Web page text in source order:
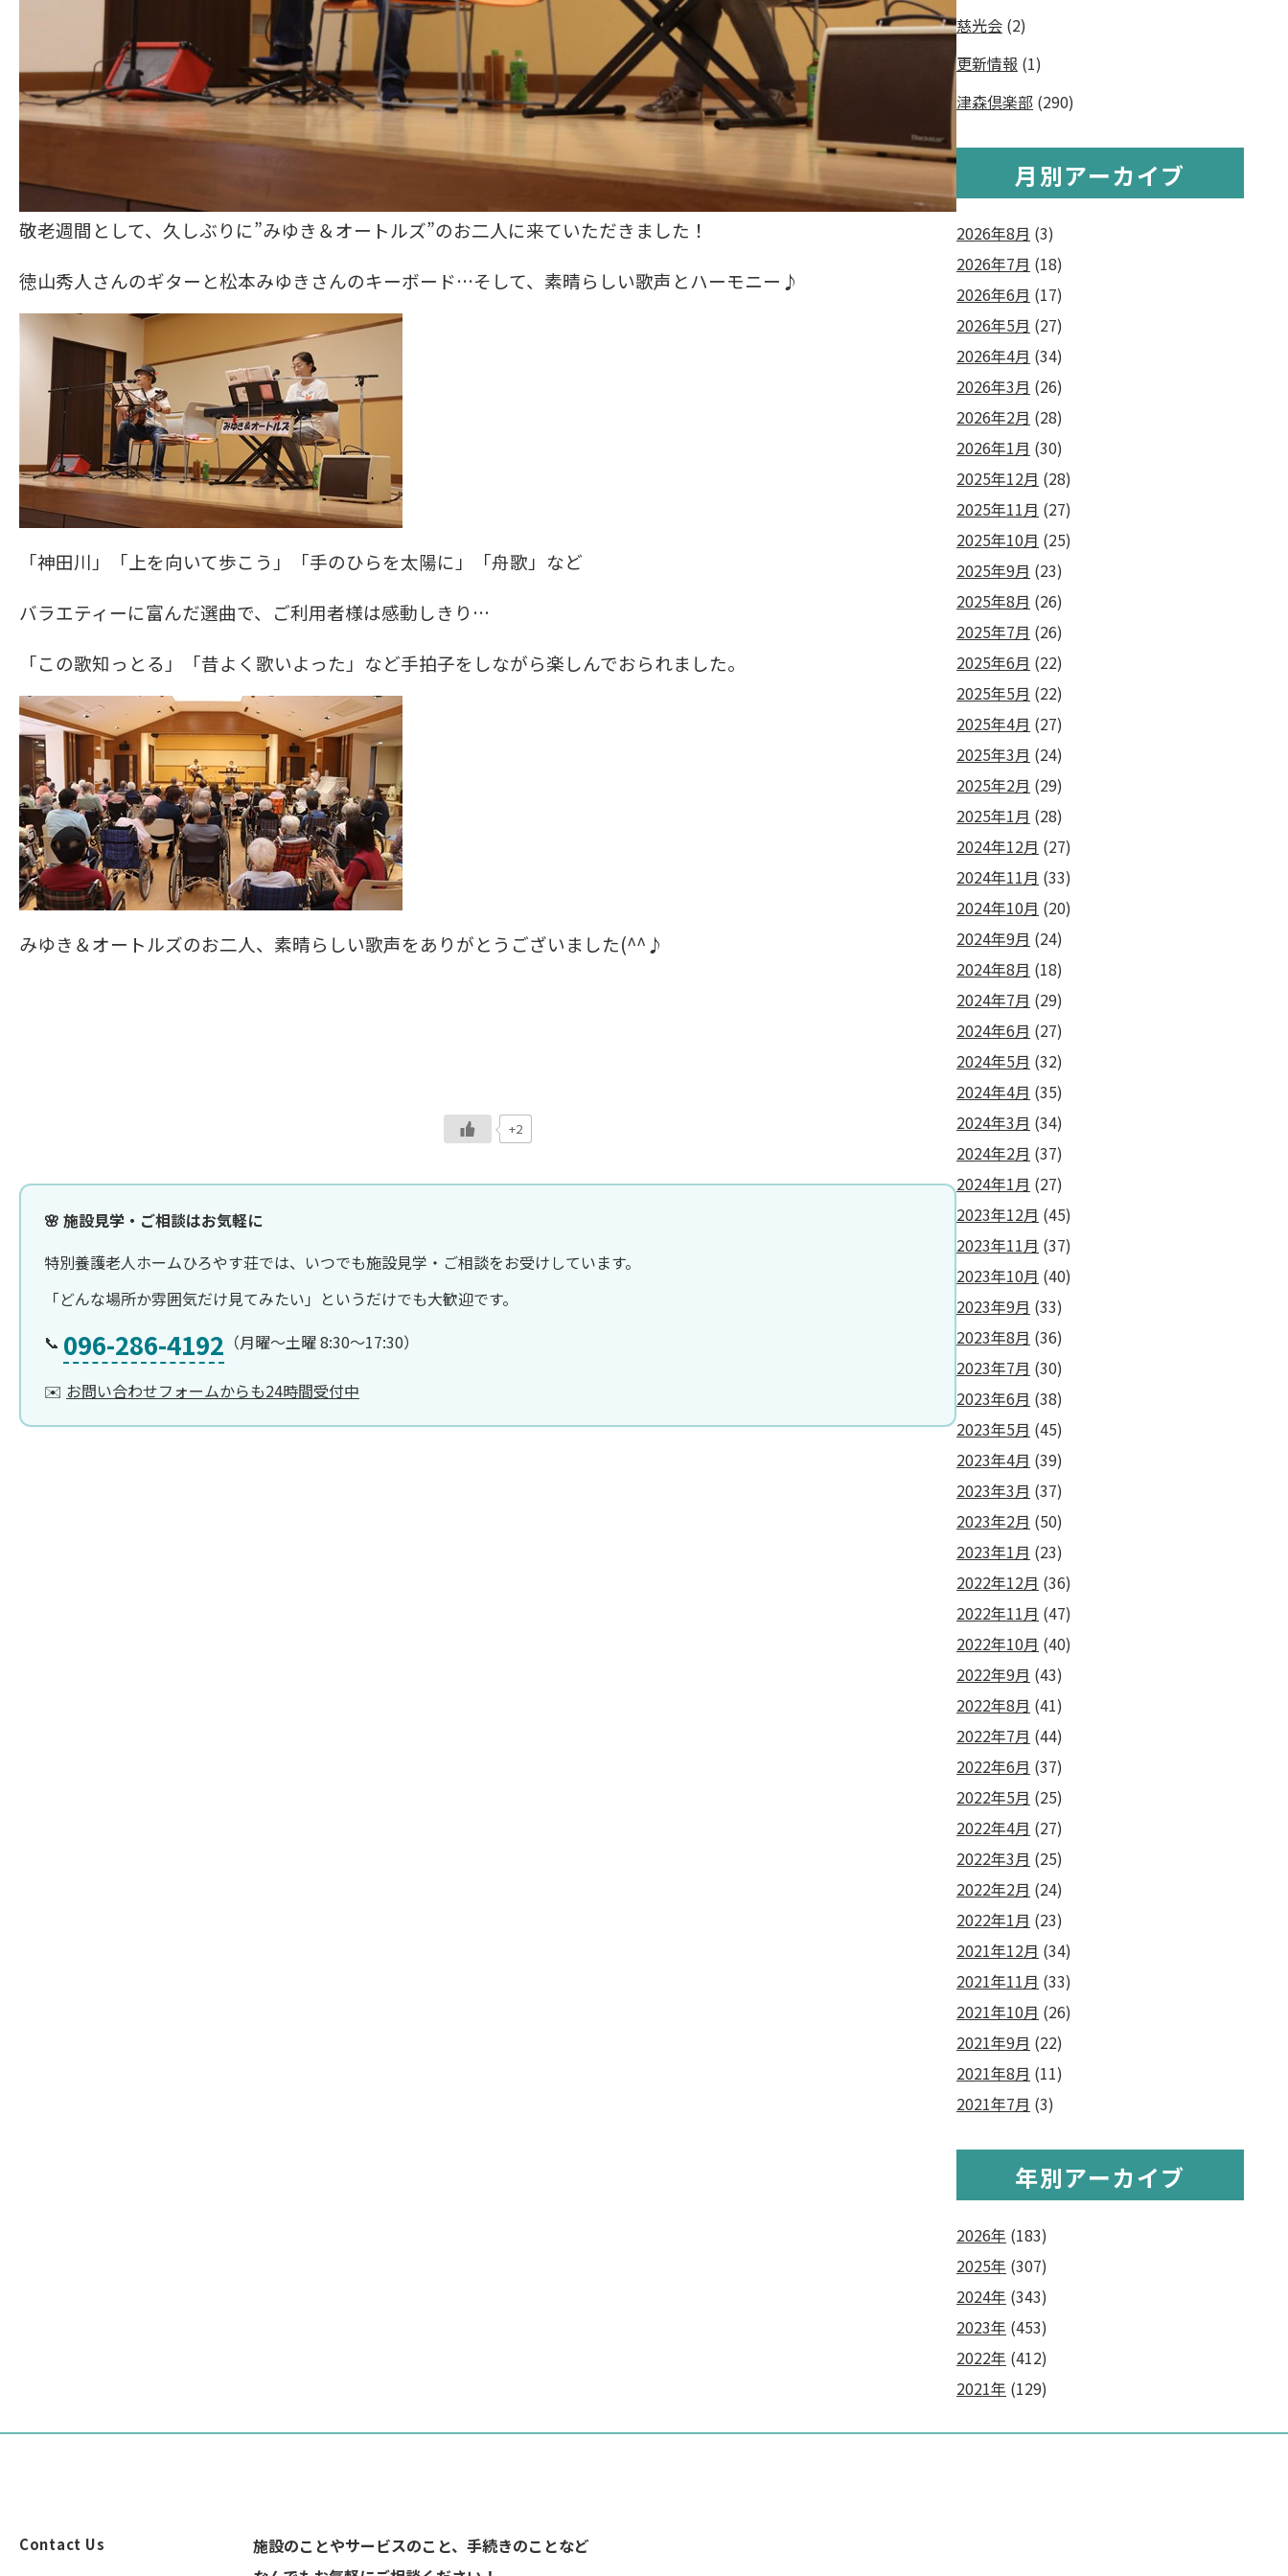
敬老週間として、久しぶりに”みゆき＆オートルズ”のお二人に来ていただきました！
徳山秀人さんのギターと松本みゆきさんのキーボード…そして、素晴らしい歌声とハーモニー♪
「神田川」「上を向いて歩こう」「手のひらを太陽に」「舟歌」など
バラエティーに富んだ選曲で、 ご利用者様は感動しきり…
「この歌知っとる」「昔よく歌いよった」など手拍子をしながら楽しんでおられました。
みゆき＆オートルズのお二人、素晴らしい歌声をありがとうございました(^^♪
+2
🌸 施設見学・ご相談はお気軽に
特別養護老人ホームひろやす荘では、いつでも施設見学・ご相談をお受けしています。
「どんな場所か雰囲気だけ見てみたい」というだけでも大歓迎です。
📞 096-286-4192 （月曜〜土曜 8:30〜17:30）
✉️ お問い合わせフォームからも24時間受付中
慈光会 (2)
更新情報 (1)
津森倶楽部 (290)
月別アーカイブ
2026年8月 (3)
2026年7月 (18)
2026年6月 (17)
2026年5月 (27)
2026年4月 (34)
2026年3月 (26)
2026年2月 (28)
2026年1月 (30)
2025年12月 (28)
2025年11月 (27)
2025年10月 (25)
2025年9月 (23)
2025年8月 (26)
2025年7月 (26)
2025年6月 (22)
2025年5月 (22)
2025年4月 (27)
2025年3月 (24)
2025年2月 (29)
2025年1月 (28)
2024年12月 (27)
2024年11月 (33)
2024年10月 (20)
2024年9月 (24)
2024年8月 (18)
2024年7月 (29)
2024年6月 (27)
2024年5月 (32)
2024年4月 (35)
2024年3月 (34)
2024年2月 (37)
2024年1月 (27)
2023年12月 (45)
2023年11月 (37)
2023年10月 (40)
2023年9月 (33)
2023年8月 (36)
2023年7月 (30)
2023年6月 (38)
2023年5月 (45)
2023年4月 (39)
2023年3月 (37)
2023年2月 (50)
2023年1月 (23)
2022年12月 (36)
2022年11月 (47)
2022年10月 (40)
2022年9月 (43)
2022年8月 (41)
2022年7月 (44)
2022年6月 (37)
2022年5月 (25)
2022年4月 (27)
2022年3月 (25)
2022年2月 (24)
2022年1月 (23)
2021年12月 (34)
2021年11月 (33)
2021年10月 (26)
2021年9月 (22)
2021年8月 (11)
2021年7月 (3)
年別アーカイブ
2026年 (183)
2025年 (307)
2024年 (343)
2023年 (453)
2022年 (412)
2021年 (129)
Contact Us
施設のことやサービスのこと、手続きのことなど